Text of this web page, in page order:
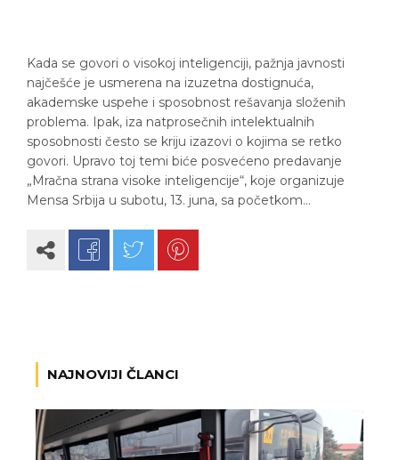
Kada se govori o visokoj inteligenciji, pažnja javnosti
najčešće je usmerena na izuzetna dostignuća,
akademske uspehe i sposobnost rešavanja složenih
problema. Ipak, iza natprosečnih intelektualnih
sposobnosti često se kriju izazovi o kojima se retko
govori. Upravo toj temi biće posvećeno predavanje
„Mračna strana visoke inteligencije“, koje organizuje
Mensa Srbija u subotu, 13. juna, sa početkom…
NAJNOVIJI ČLANCI